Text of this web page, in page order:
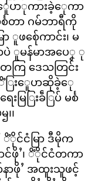
ပာုကားခဲ့ေုကာ
င်္စတာ ဂမ်ဘာရီကို
ဖစ်ေုကာင်း၊ မ
ကပဲ ူမန်မာအပေၞ
ြ ဒေသတြင်း
ေိံြးေူပာဆိုခဲ့ေု
မြြးခဵြပ် မင်္စ
၊
င်ငံမြာ ဒီမိုက
င်ဖိုႛ၊ ိံိုင်ငံတကာ
ာဖိုႛ အထူးသူဖင့်